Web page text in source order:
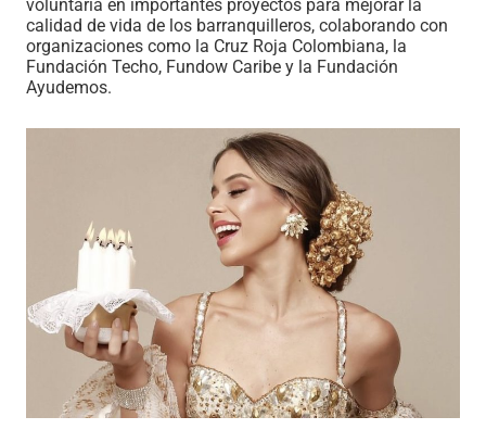
voluntaria en importantes proyectos para mejorar la
calidad de vida de los barranquilleros, colaborando con
organizaciones como la Cruz Roja Colombiana, la
Fundación Techo, Fundow Caribe y la Fundación
Ayudemos.